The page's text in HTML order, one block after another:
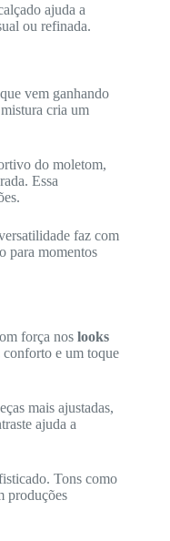
ajuda a
ou refinada.
vem ganhando
cria um
do moletom,
Essa
faz com
para momentos
força nos looks
conforto e um toque
mais ajustadas,
ajuda a
Tons como
produções